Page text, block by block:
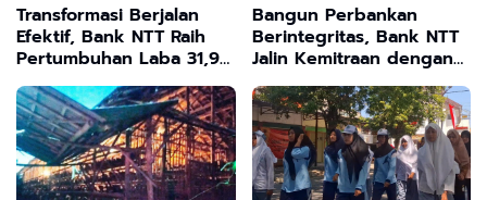
Transformasi Berjalan
Efektif, Bank NTT Raih
Pertumbuhan Laba 31,94
Persen
Bangun Perbankan
Berintegritas, Bank NTT
Jalin Kemitraan dengan
Kejati NTT